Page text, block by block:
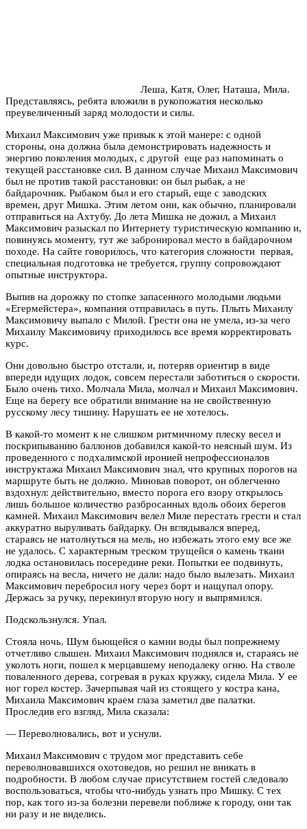
Леша, Катя, Олег, Наташа, Мила.
Представляясь, ребята вложили в рукопожатия несколько
преувеличенный заряд молодости и силы.
Михаил Максимович уже привык к этой манере: с одной
стороны, она должна была демонстрировать надежность и
энергию поколения молодых, с другой ­ еще раз напоминать о
текущей расстановке сил. В данном случае Михаил Максимович
был не против такой расстановки: он был рыбак, а не
байдарочник. Рыбаком был и его старый, еще с заводских
времен, друг Мишка. Этим летом они, как обычно, планировали
отправиться на Ахтубу. До лета Мишка не дожил, а Михаил
Максимович разыскал по Интернету туристическую компанию и,
повинуясь моменту, тут же забронировал место в байдарочном
походе. На сайте говорилось, что категория сложности ­ первая,
специальная подготовка не требуется, группу сопровождают
опытные инструктора.
Выпив на дорожку по стопке запасенного молодыми людьми
«Егермейстера», компания отправилась в путь. Плыть Михаилу
Максимовичу выпало с Милой. Грести она не умела, из-­за чего
Михаилу Максимовичу приходилось все время корректировать
курс.
Они довольно быстро отстали, и, потеряв ориентир в виде
впереди идущих лодок, совсем перестали заботиться о скорости.
Было очень тихо. Молчала Мила, молчал и Михаил Максимович.
Еще на берегу все обратили внимание на не свойственную
русскому лесу тишину. Нарушать ее не хотелось.
В какой-­то момент к не слишком ритмичному плеску весел и
поскрипыванию баллонов добавился какой-­то неясный шум. Из
проведенного с подхалимской иронией непрофессионалов
инструктажа Михаил Максимович знал, что крупных порогов на
маршруте быть не должно. Миновав поворот, он облегченно
вздохнул: действительно, вместо порога его взору открылось
лишь большое количество разбросанных вдоль обоих берегов
камней. Михаил Максимович велел Миле перестать грести и стал
аккуратно выруливать байдарку. Он вглядывался вперед,
стараясь не натолнуться на мель, но избежать этого ему все же
не удалось. С характерным треском трущейся о камень ткани
лодка остановилась посередине реки. Попытки ее подвинуть,
опираясь на весла, ничего не дали: надо было вылезать. Михаил
Максимович перебросил ногу через борт и нащупал опору.
Держась за ручку, перекинул вторую ногу и выпрямился.
Подскользнулся. Упал.
Стояла ночь. Шум бьющейся о камни воды был по­прежнему
отчетливо слышен. Михаил Максимович поднялся и, стараясь не
уколоть ноги, пошел к мерцавшему неподалеку огню. На стволе
поваленного дерева, согревая в руках кружку, сидела Мила. У ее
ног горел костер. Зачерпывая чай из стоящего у костра кана,
Михаила Максимович краем глаза заметил две палатки.
Проследив его взгляд, Мила сказала:
— Переволновались, вот и уснули.
Михаил Максимович с трудом мог представить себе
переволновавшихся охотоведов, но решил не вникать в
подробности. В любом случае присутствием гостей следовало
воспользоваться, чтобы что-­нибудь узнать про Мишку. С тех
пор, как того из-­за болезни перевели поближе к городу, они так
ни разу и не виделись.